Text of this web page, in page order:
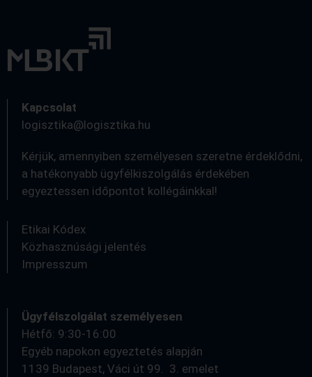
Kapcsolat
logisztika@logisztika.hu
Kérjük, amennyiben személyesen szeretne érdeklődni,
a hatékonyabb ügyfélkiszolgálás érdekében
egyeztessen időpontot kollégáinkkal!
Etikai Kódex
Közhasznúsági jelentés
Impresszum
Ügyfélszolgálat személyesen
Hétfő: 9:30-16:00
Egyéb napokon egyeztetés alapján
1139 Budapest, Váci út 99. 3. emelet